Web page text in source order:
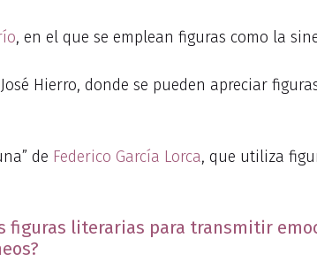
, en el que se emplean figuras como la
Hierro, donde se pueden apreciar
de Federico García Lorca, que utiliza
figuras literarias para transmitir